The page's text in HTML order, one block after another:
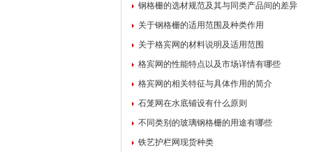
钢格栅的选材规范及其与同类产品间的差异
关于钢格栅的适用范围及种类作用
关于格宾网的材料说明及适用范围
格宾网的性能特点以及市场详情有哪些
格宾网的相关特征与具体作用的简介
石笼网在水底铺设有什么原则
不同类别的玻璃钢格栅的用途有哪些
铁艺护栏网现货种类